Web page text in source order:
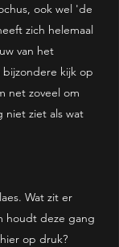
ook wel 'de
zich helemaal
van het
bijzondere kijk op
net zoveel om
ziet als wat
Wat zit er
houdt deze gang
op druk?